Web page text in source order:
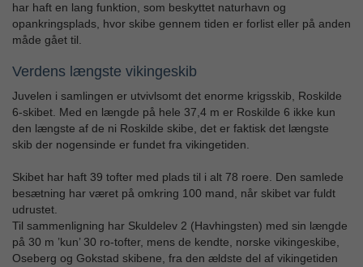
har haft en lang funktion, som beskyttet naturhavn og
opankringsplads, hvor skibe gennem tiden er forlist eller på anden
måde gået til.
Verdens længste vikingeskib
Juvelen i samlingen er utvivlsomt det enorme krigsskib, Roskilde
6-skibet. Med en længde på hele 37,4 m er Roskilde 6 ikke kun
den længste af de ni Roskilde skibe, det er faktisk det længste
skib der nogensinde er fundet fra vikingetiden.
Skibet har haft 39 tofter med plads til i alt 78 roere. Den samlede
besætning har været på omkring 100 mand, når skibet var fuldt
udrustet.
Til sammenligning har Skuldelev 2 (Havhingsten) med sin længde
på 30 m ’kun’ 30 ro-tofter, mens de kendte, norske vikingeskibe,
Oseberg og Gokstad skibene, fra den ældste del af vikingetiden